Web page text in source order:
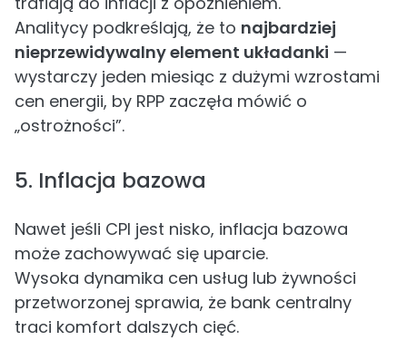
Analitycy podkreślają, że to najbardziej
nieprzewidywalny element układanki —
wystarczy jeden miesiąc z dużymi wzrostami
cen energii, by RPP zaczęła mówić o
„ostrożności”.
5. Inflacja bazowa
Nawet jeśli CPI jest nisko, inflacja bazowa
może zachowywać się uparcie.
Wysoka dynamika cen usług lub żywności
przetworzonej sprawia, że bank centralny
traci komfort dalszych cięć.